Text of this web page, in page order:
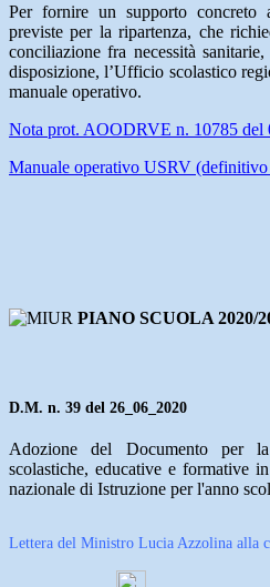
Per fornire un supporto concreto
previste per la ripartenza, che
conciliazione fra necessità
disposizione, l’Ufficio scolastico
manuale operativo.
Nota prot. AOODRVE n. 10785 del
Manuale operativo USRV
PIANO SCUOLA 2020/
D.M. n. 39 del 26_06_2020
Adozione del Documento per
scolastiche, educative e formative
nazionale di Istruzione per l'anno
Lettera del Ministro Lucia Azzolina alla